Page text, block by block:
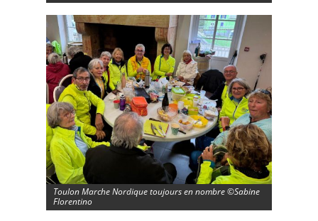
Toulon Marche Nordique toujours en nombre ©Sabine
Florentino